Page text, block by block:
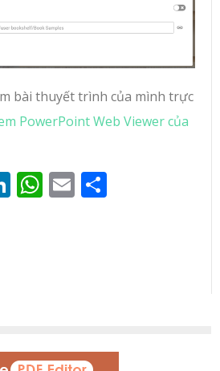
bài thuyết trình của mình trực
PowerPoint Web Viewer của
LinkedIn
WhatsApp
Email